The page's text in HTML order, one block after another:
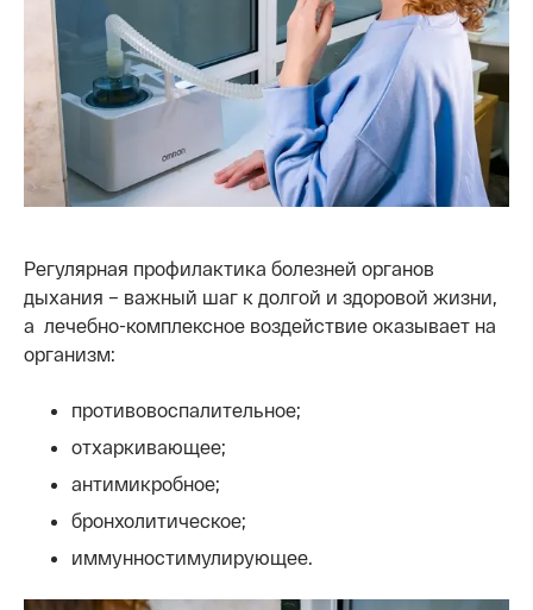
Регулярная профилактика болезней органов
дыхания – важный шаг к долгой и здоровой жизни,
а лечебно-комплексное воздействие оказывает на
организм:
противовоспалительное;
отхаркивающее;
антимикробное;
бронхолитическое;
иммунностимулирующее.